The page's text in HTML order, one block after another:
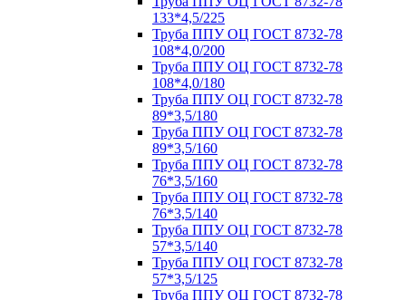
133*4,5/225
Труба ППУ ОЦ ГОСТ 8732-78
108*4,0/200
Труба ППУ ОЦ ГОСТ 8732-78
108*4,0/180
Труба ППУ ОЦ ГОСТ 8732-78
89*3,5/180
Труба ППУ ОЦ ГОСТ 8732-78
89*3,5/160
Труба ППУ ОЦ ГОСТ 8732-78
76*3,5/160
Труба ППУ ОЦ ГОСТ 8732-78
76*3,5/140
Труба ППУ ОЦ ГОСТ 8732-78
57*3,5/140
Труба ППУ ОЦ ГОСТ 8732-78
57*3,5/125
Труба ППУ ОЦ ГОСТ 8732-78